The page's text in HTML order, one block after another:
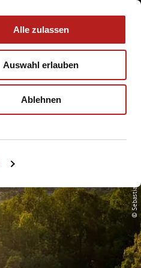
Alle zulassen
Auswahl erlauben
Ablehnen
Buchen
© Sebastian Buff